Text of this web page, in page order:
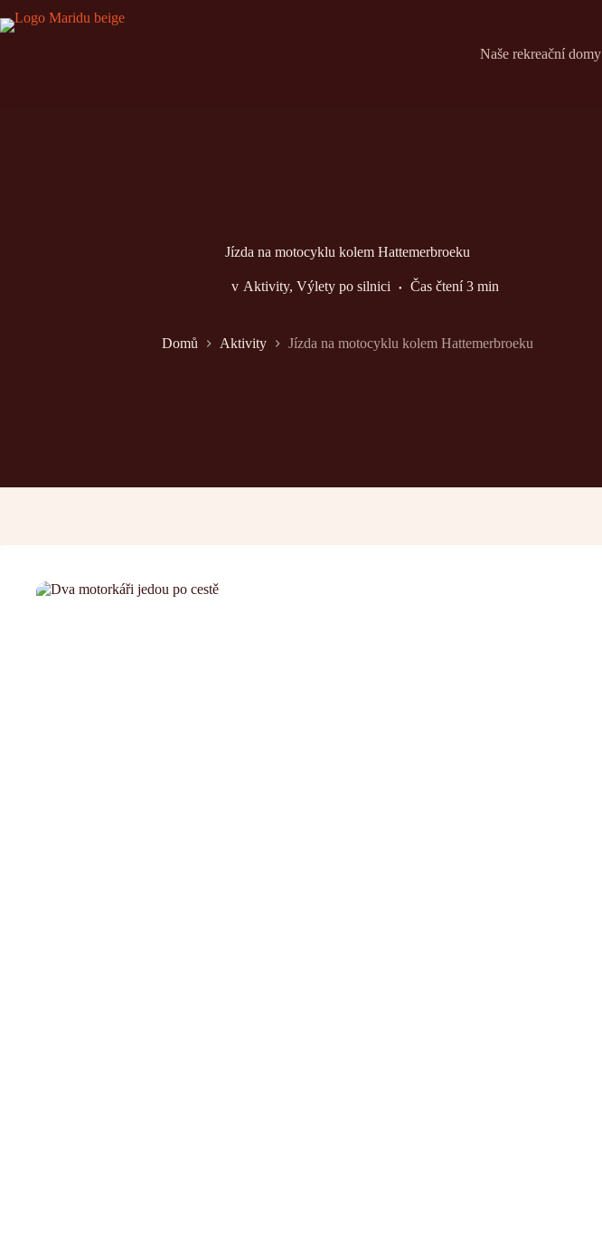
na
Naše rekreační domy
Jízda na motocyklu kolem Hattemerbroeku
v Aktivity, Výlety po silnici Čas čtení 3 min
Domů Aktivity Jízda na motocyklu kolem Hattemerbroeku